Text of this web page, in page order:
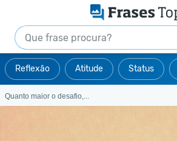
Reflexão Atitude Status
Quanto maior o desafio,...